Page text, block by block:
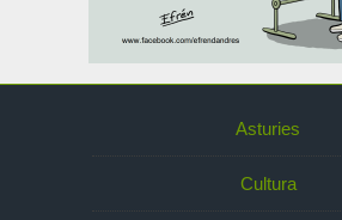
Asturies
Cultura